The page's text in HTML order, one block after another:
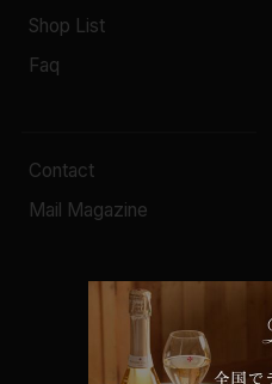
Shop List
Faq
Contact
Mail Magazine